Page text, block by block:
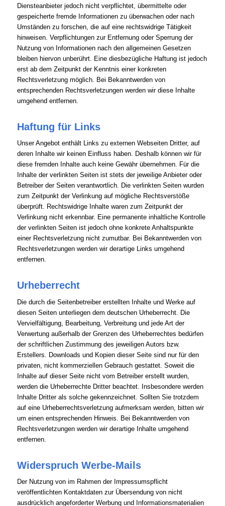
Diensteanbieter jedoch nicht verpflichtet, übermittelte oder
gespeicherte fremde Informationen zu überwachen oder nach
Umständen zu forschen, die auf eine rechtswidrige Tätigkeit
hinweisen. Verpflichtungen zur Entfernung oder Sperrung der
Nutzung von Informationen nach den allgemeinen Gesetzen
bleiben hiervon unberührt. Eine diesbezügliche Haftung ist jedoch
erst ab dem Zeitpunkt der Kenntnis einer konkreten
Rechtsverletzung möglich. Bei Bekanntwerden von
entsprechenden Rechtsverletzungen werden wir diese Inhalte
umgehend entfernen.
Haftung für Links
Unser Angebot enthält Links zu externen Webseiten Dritter, auf
deren Inhalte wir keinen Einfluss haben. Deshalb können wir für
diese fremden Inhalte auch keine Gewähr übernehmen. Für die
Inhalte der verlinkten Seiten ist stets der jeweilige Anbieter oder
Betreiber der Seiten verantwortlich. Die verlinkten Seiten wurden
zum Zeitpunkt der Verlinkung auf mögliche Rechtsverstöße
überprüft. Rechtswidrige Inhalte waren zum Zeitpunkt der
Verlinkung nicht erkennbar. Eine permanente inhaltliche Kontrolle
der verlinkten Seiten ist jedoch ohne konkrete Anhaltspunkte
einer Rechtsverletzung nicht zumutbar. Bei Bekanntwerden von
Rechtsverletzungen werden wir derartige Links umgehend
entfernen.
Urheberrecht
Die durch die Seitenbetreiber erstellten Inhalte und Werke auf
diesen Seiten unterliegen dem deutschen Urheberrecht. Die
Vervielfältigung, Bearbeitung, Verbreitung und jede Art der
Verwertung außerhalb der Grenzen des Urheberrechtes bedürfen
der schriftlichen Zustimmung des jeweiligen Autors bzw.
Erstellers. Downloads und Kopien dieser Seite sind nur für den
privaten, nicht kommerziellen Gebrauch gestattet. Soweit die
Inhalte auf dieser Seite nicht vom Betreiber erstellt wurden,
werden die Urheberrechte Dritter beachtet. Insbesondere werden
Inhalte Dritter als solche gekennzeichnet. Sollten Sie trotzdem
auf eine Urheberrechtsverletzung aufmerksam werden, bitten wir
um einen entsprechenden Hinweis. Bei Bekanntwerden von
Rechtsverletzungen werden wir derartige Inhalte umgehend
entfernen.
Widerspruch Werbe-Mails
Der Nutzung von im Rahmen der Impressumspflicht
veröffentlichten Kontaktdaten zur Übersendung von nicht
ausdrücklich angeforderter Werbung und Informationsmaterialien